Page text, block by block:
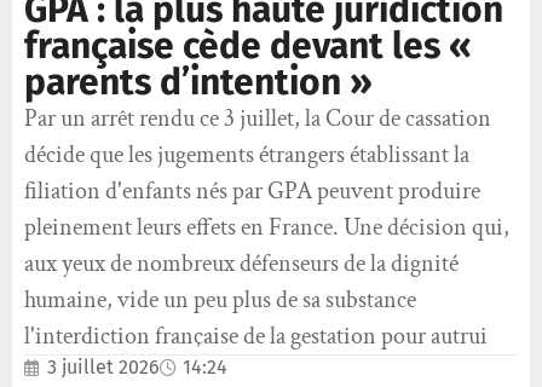
GPA : la plus haute juridiction
française cède devant les «
parents d’intention »
Par un arrêt rendu ce 3 juillet, la Cour de cassation
décide que les jugements étrangers établissant la
filiation d'enfants nés par GPA peuvent produire
pleinement leurs effets en France. Une décision qui,
aux yeux de nombreux défenseurs de la dignité
humaine, vide un peu plus de sa substance
l'interdiction française de la gestation pour autrui
3 juillet 2026 14:24